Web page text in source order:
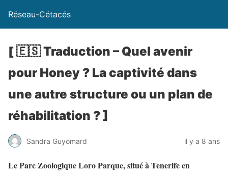
Réseau-Cétacés
[ 🇪🇸 Traduction – Quel avenir
pour Honey ? La captivité dans
une autre structure ou un plan de
réhabilitation ? ]
Sandra Guyomard il y a 8 ans
Le Parc Zoologique Loro Parque, situé à Tenerife en